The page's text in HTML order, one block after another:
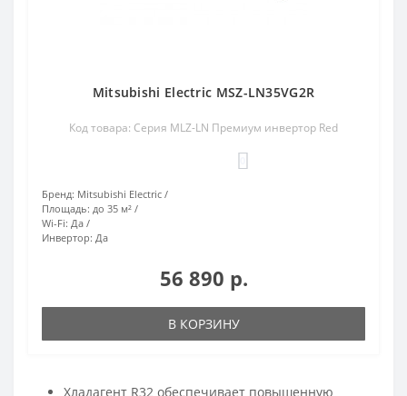
Mitsubishi Electric MSZ-LN35VG2R
Код товара: Серия MLZ-LN Премиум инвертор Red
Бренд: Mitsubishi Electric
Площадь: до 35 м²
Wi-Fi: Да
Инвертор: Да
56 890 р.
В КОРЗИНУ
Хладагент R32 обеспечивает повышенную